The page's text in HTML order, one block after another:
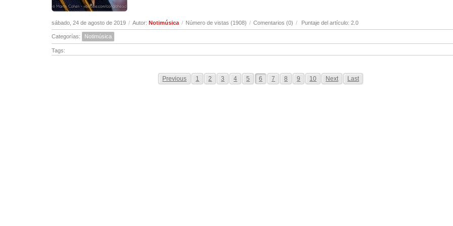
sábado, 24 de agosto de 2019 / Autor: Notimúsica / Número de vistas (1908) / Comentarios (0) / Puntaje del artículo: 2.0
Categorías: Notimúsica
Tags:
Previous 1 2 3 4 5 6 7 8 9 10 Next Last